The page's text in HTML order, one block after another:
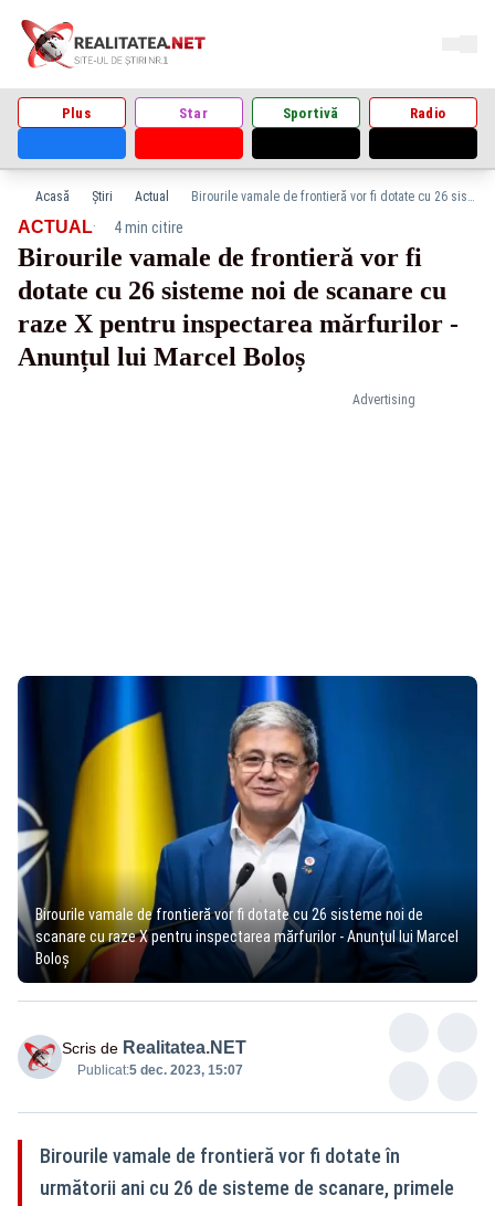
Plus Star Sportivă Radio
Acasă Știri Actual Birourile vamale de frontieră vor fi dotate cu 26 sisteme noi de scanare cu raze X pentru inspectarea mărfurilor - Anunțul lui Marcel Boloș
Advertising
ACTUAL· 4 min citire
Birourile vamale de frontieră vor fi
dotate cu 26 sisteme noi de scanare cu
raze X pentru inspectarea mărfurilor -
Anunțul lui Marcel Boloș
Birourile vamale de frontieră vor fi dotate cu 26 sisteme noi de
scanare cu raze X pentru inspectarea mărfurilor - Anunțul lui Marcel
Boloș
Scris de Realitatea.NET
Publicat:5 dec. 2023, 15:07
Birourile vamale de frontieră vor fi dotate în
următorii ani cu 26 de sisteme de scanare, primele